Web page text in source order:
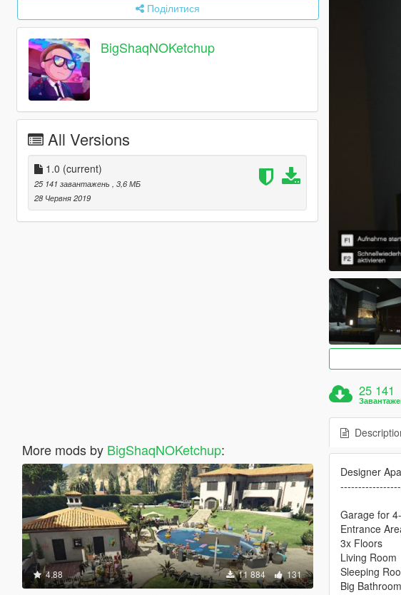
Поділитися
BigShaqNOKetchup
All Versions
1.0 (current)
25 141 завантажень
, 3,6 МБ
28 Червня 2019
More mods by BigShaqNOKetchup:
4.88 11 884 131
25 141
Designer
Garage for
Entrance
3x Floors
Living Room
Sleeping
Big Bathroom